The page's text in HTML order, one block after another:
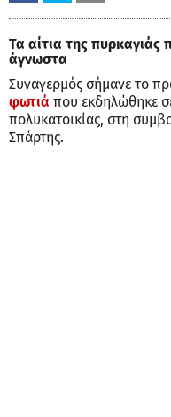
Τα αίτια της πυρκαγιάς
άγνωστα
Συναγερμός σήμανε το
φωτιά που εκδηλώθηκε
πολυκατοικίας, στη
Σπάρτης.